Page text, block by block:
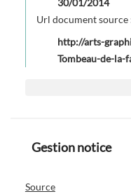
Url document source
http://arts-
Tombeau-de-la-
Gestion notice
Source